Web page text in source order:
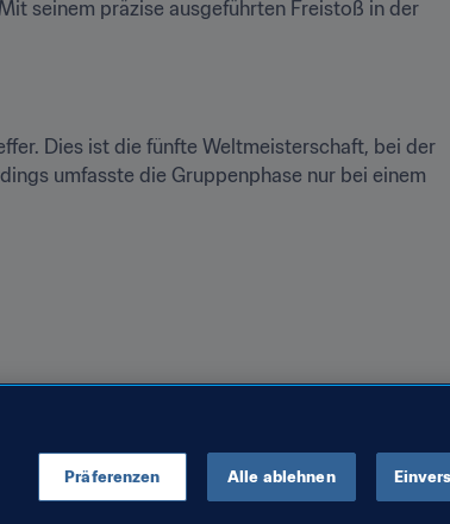
seinem präzise ausgeführten Freistoß in der
Dies ist die fünfte Weltmeisterschaft, bei der
umfasste die Gruppenphase nur bei einem
Präferenzen Alle ablehnen